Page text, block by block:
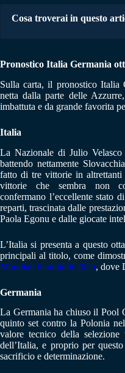
Cosa troverai in questo
Pronostico Italia Germania
Sulla carta, il pronostico Italia
netta dalla parte delle
imbattuta e da grande favorita
Italia
La Nazionale di Julio
battendo nettamente
fatto di tre vittorie in
vittorie che sembra non
confermano l’eccellente stato
reparti, trascinata dalle
Paola Egonu e dalle giocate
L’Italia si presenta a questo
principali al titolo, come
Mondiali femminili 2025, dove
Germania
La Germania ha chiuso il Pool
quinto set contro la Polonia
valore tecnico della
dell’Italia, e proprio per
sacrificio e determinazione.